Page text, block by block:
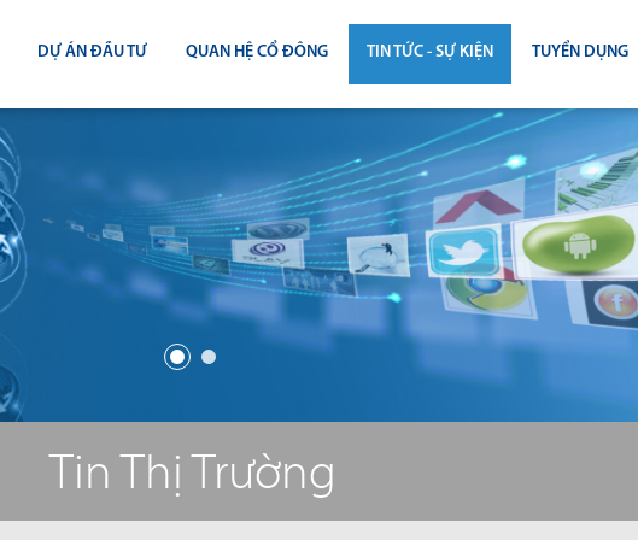
DỰ ÁN ĐẦU TƯ QUAN HỆ CỔ ĐÔNG
ĐẠI HỘI ĐỒNG CỔ ĐÔNG
BÁO CÁO THƯỜNG NIÊN
BÁO CÁO TÀI CHÍNH
TIN TỨC - SỰ KIỆN
TIN THỊ TRƯỜNG
TIN DỰ ÁN
TIN CÔNG TY
TUYỂN DỤNG
Tin Thị Trường